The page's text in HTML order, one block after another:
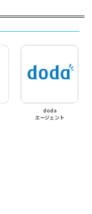
doda
エージェント